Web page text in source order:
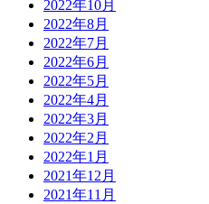
2022年10月
2022年8月
2022年7月
2022年6月
2022年5月
2022年4月
2022年3月
2022年2月
2022年1月
2021年12月
2021年11月